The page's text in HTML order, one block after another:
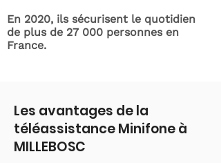
En 2020, ils sécurisent le quotidien
de plus de 27 000 personnes en
France.
Les avantages de la
téléassistance Minifone à
MILLEBOSC